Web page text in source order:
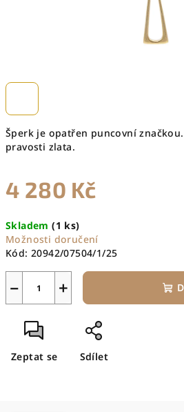
Šperk je opatřen puncovní
pravosti zlata.
4 280 Kč
cena:
Skladem(1 ks)
Možnosti doručení
Kód: 20942/07504/1/25
+
−
Zeptat se Sdílet